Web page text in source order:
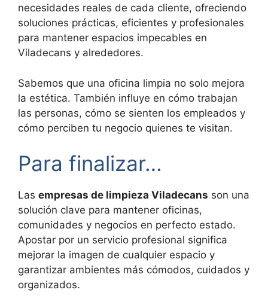
necesidades reales de cada cliente, ofreciendo
soluciones prácticas, eficientes y profesionales
para mantener espacios impecables en
Viladecans y alrededores.
Sabemos que una oficina limpia no solo mejora
la estética. También influye en cómo trabajan
las personas, cómo se sienten los empleados y
cómo perciben tu negocio quienes te visitan.
Para finalizar…
Las empresas de limpieza Viladecans son una
solución clave para mantener oficinas,
comunidades y negocios en perfecto estado.
Apostar por un servicio profesional significa
mejorar la imagen de cualquier espacio y
garantizar ambientes más cómodos, cuidados y
organizados.